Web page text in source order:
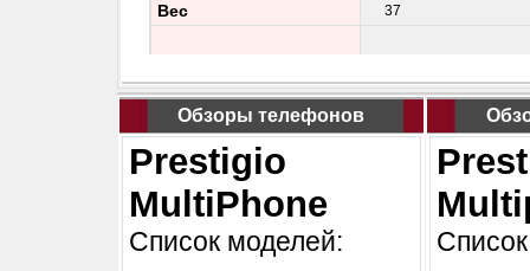
Вес 37
Обзоры телефонов
Prestigio
MultiPhone
Список моделей: